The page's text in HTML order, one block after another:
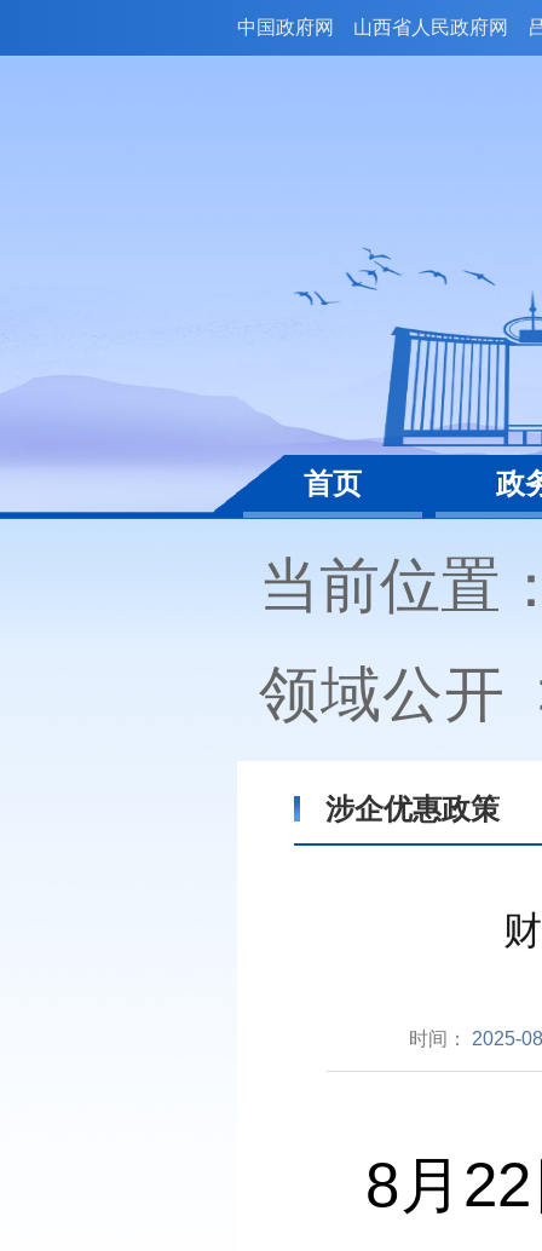
中国政府网 山西省人民政府网
首页 政
当前位置
领域公开
涉企优惠政策
时间： 2025-
8月